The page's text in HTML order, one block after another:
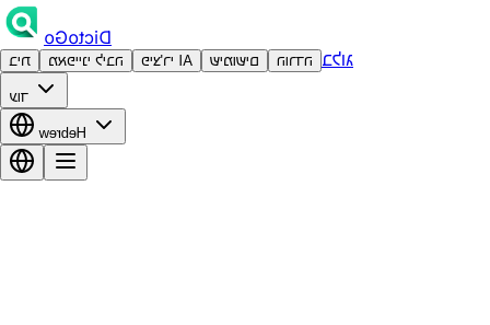
DictoGo
בית מאפייני ליבה פיצ'רי AI שימושים הורדה בלוג
עוד
Hebrew